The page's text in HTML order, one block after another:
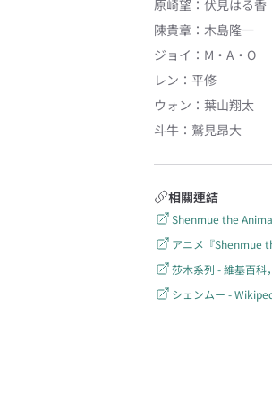
原崎望 ： 伏見はる香
陳貴章 ： 木島隆一
ジョイ ： M・A・O
レン ： 平修
ウォン ： 葉山翔太
斗牛 ： 鷲見昂大
相關連結
Shenmue the
アニメ『Shenmue
莎木系列 - 維基百科
シェンムー -